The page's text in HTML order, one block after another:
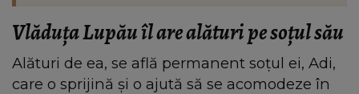
Vlăduța Lupău îl are alături pe soțul său
Alături de ea, se află permanent soțul ei, Adi,
care o sprijină și o ajută să se acomodeze în